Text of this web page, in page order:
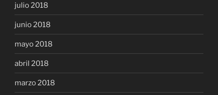
julio 2018
junio 2018
mayo 2018
abril 2018
marzo 2018